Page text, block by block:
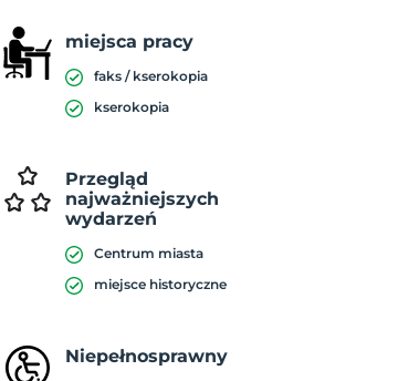
miejsca pracy
faks / kserokopia
kserokopia
Przegląd
najważniejszych
wydarzeń
Centrum miasta
miejsce historyczne
Niepełnosprawny